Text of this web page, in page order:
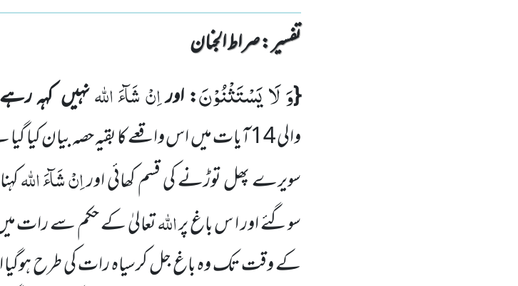
تفسیر : ‎صراط الجنان
{وَ لَا یَسْتَثْنُوْنَ: اوراِنْ شَآءَ اللّٰہنہیںکہہ
والی14آیات میںاس واقعےکا بقیہ حصہ بیان کیا
سویرے پھل توڑنے کی قسم کھائی اوراِنْ شَآءَ اللّٰہکہنا
سوگئے اور ا س باغ پراللّٰہتعالیٰ کے حکم سے رات
کے وقت تک وہ باغ جل کرسیاہ رات کی طرح ہوگیا